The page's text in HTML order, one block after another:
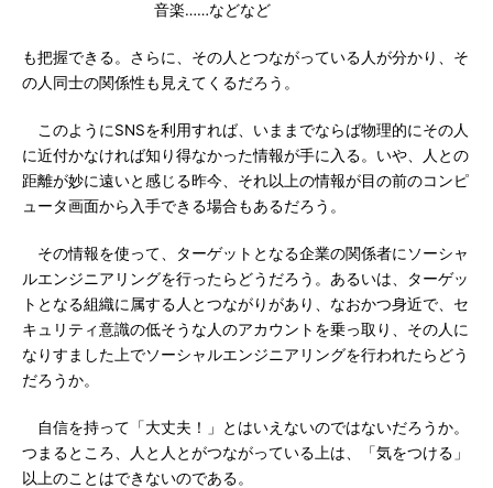
音楽……などなど
も把握できる。さらに、その人とつながっている人が分かり、そ
の人同士の関係性も見えてくるだろう。
このようにSNSを利用すれば、いままでならば物理的にその人
に近付かなければ知り得なかった情報が手に入る。いや、人との
距離が妙に遠いと感じる昨今、それ以上の情報が目の前のコンピ
ュータ画面から入手できる場合もあるだろう。
その情報を使って、ターゲットとなる企業の関係者にソーシャ
ルエンジニアリングを行ったらどうだろう。あるいは、ターゲッ
トとなる組織に属する人とつながりがあり、なおかつ身近で、セ
キュリティ意識の低そうな人のアカウントを乗っ取り、その人に
なりすました上でソーシャルエンジニアリングを行われたらどう
だろうか。
自信を持って「大丈夫！」とはいえないのではないだろうか。
つまるところ、人と人とがつながっている上は、「気をつける」
以上のことはできないのである。